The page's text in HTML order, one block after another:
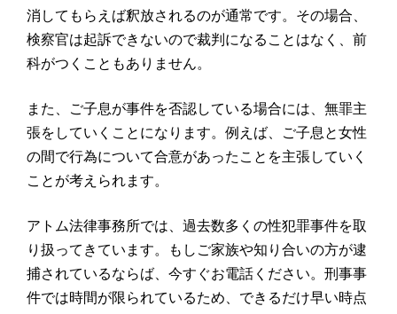
消してもらえば釈放されるのが通常です。その場合、
検察官は起訴できないので裁判になることはなく、前
科がつくこともありません。
また、ご子息が事件を否認している場合には、無罪主
張をしていくことになります。例えば、ご子息と女性
の間で行為について合意があったことを主張していく
ことが考えられます。
アトム法律事務所では、過去数多くの性犯罪事件を取
り扱ってきています。もしご家族や知り合いの方が逮
捕されているならば、今すぐお電話ください。刑事事
件では時間が限られているため、できるだけ早い時点